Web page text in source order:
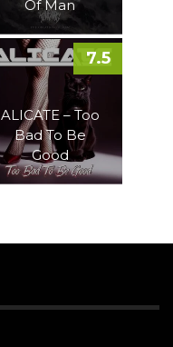
Of Man
ALICATE – Too
Bad To Be
Good
7.5